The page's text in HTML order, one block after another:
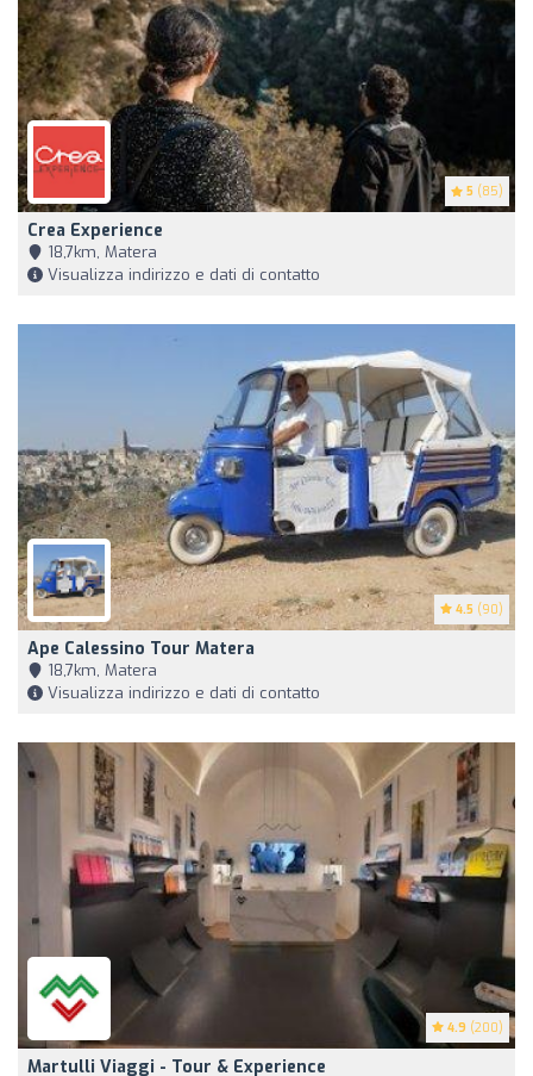
5 (85)
Crea Experience
18,7km, Matera
Visualizza indirizzo e dati di contatto
4.5 (90)
Ape Calessino Tour Matera
18,7km, Matera
Visualizza indirizzo e dati di contatto
4.9 (200)
Martulli Viaggi - Tour & Experience